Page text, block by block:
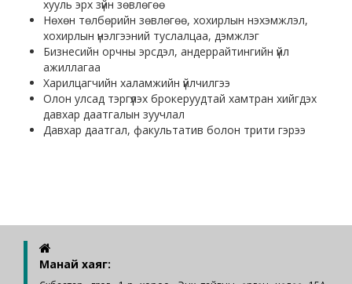
хууль эрх зүйн зөвлөгөө
Нөхөн төлбөрийн зөвлөгөө, хохирлын нэхэмжлэл,
хохирлын үнэлгээний туслалцаа, дэмжлэг
Бизнесийн орчны эрсдэл, андеррайтингийн үйл
ажиллагаа
Харилцагчийн халамжийн үйлчилгээ
Олон улсад тэргүүлэх брокеруудтай хамтран хийгдэх
давхар даатгалын зуучлал
Давхар даатгал, факультатив болон трити гэрээ
Манай хаяг: